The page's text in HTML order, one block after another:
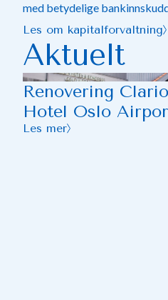
med betydelige
Les om kapitalforvaltning
Aktuelt
Renovering
Hotel Oslo
Les mer